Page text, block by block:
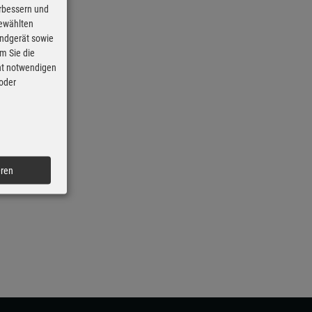
und
sowie
Sie die
notwendigen